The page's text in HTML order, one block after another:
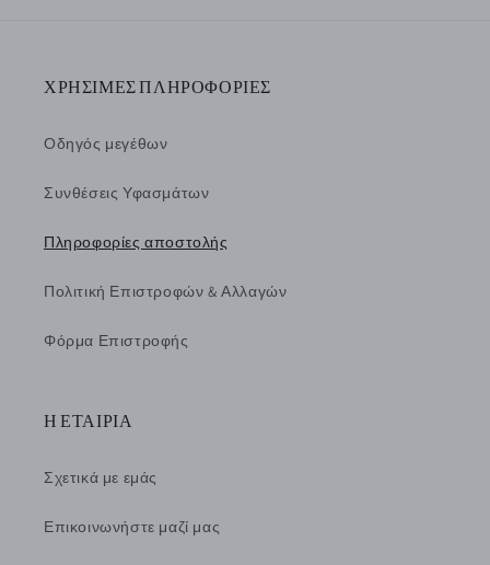
ΧΡΗΣΙΜΕΣ ΠΛΗΡΟΦΟΡΙΕΣ
Οδηγός μεγέθων
Συνθέσεις Υφασμάτων
Πληροφορίες αποστολής
Πολιτική Επιστροφών & Αλλαγών
Φόρμα Επιστροφής
Η ΕΤΑΙΡΙΑ
Σχετικά με εμάς
Επικοινωνήστε μαζί μας